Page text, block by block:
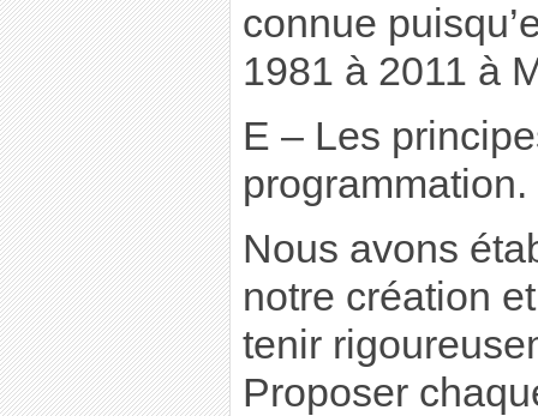
connue
1981 à 2011 à
E – Les
programmation.
Nous avons
notre création
tenir
Proposer